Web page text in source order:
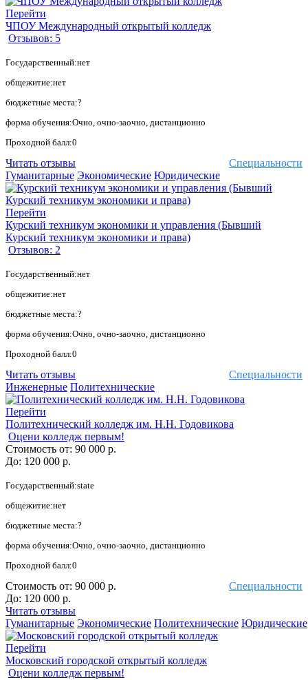
Перейти
ЧПОУ Международный открытый колледж
Отзывов: 5
Государственный:нет
общежитие:нет
бюджетные места:?
форма обучения:Очно, очно-заочно, дистанционно
Проходной балл:0
Специальности
Читать отзывы
Гуманитарные Экономические Юридические
Перейти
Курский техникум экономики и управления (Бывший
Курский техникум экономики и права)
Отзывов: 2
Государственный:нет
общежитие:нет
бюджетные места:?
форма обучения:Очно, очно-заочно, дистанционно
Проходной балл:0
Специальности
Читать отзывы
Инженерные Политехнические
Перейти
Политехнический колледж им. Н.Н. Годовикова
Оцени колледж первым!
Стоимость от: 90 000 р.
До: 120 000 р.
Государственный:state
общежитие:нет
бюджетные места:?
форма обучения:Очно, очно-заочно, дистанционно
Проходной балл:0
Специальности
Стоимость от: 90 000 р.
До: 120 000 р.
Читать отзывы
Гуманитарные Экономические Политехнические Юридические
Перейти
Московский городской открытый колледж
Оцени колледж первым!